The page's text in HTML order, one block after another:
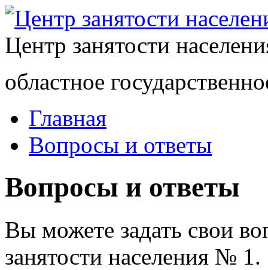
Центр занятости
областное
Главная
Вопросы и ответы
Вопросы и ответы
Вы можете задать свои
занятости населения № 1.